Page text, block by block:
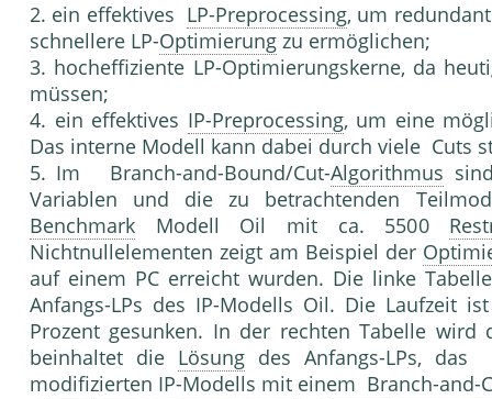
2. ein effektives LP-Preprocessing, um
schnellere LP-Optimierung zu ermöglichen;
3. hocheffiziente LP-Optimierungskerne, da
müs­sen;
4. ein effektives IP-Preprocessing, um eine
Das in­terne Modell kann dabei durch viele Cuts
5. Im Branch-and-Bound/Cut-Algorithmus
Variablen und die zu betrachtenden
Benchmark Modell Oil mit ca. 5500
Nichtnullelementen zeigt am Beispiel der
auf einem PC erreicht wurden. Die linke
Anfangs-LPs des IP-Modells Oil. Die Lauf­zeit
Prozent gesunken. In der rechten Tabelle
beinhaltet die Lösung des Anfangs-LPs,
modifizierten IP-Modells mit einem Branch-and-